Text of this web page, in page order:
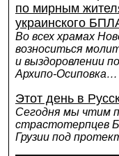
по мирным
украинского
Во всех храмах
возноситься
и выздоровлении
Архипо-Осиповка…
Этот день в
Сегодня мы чтим
страстотерпцев
Грузии под